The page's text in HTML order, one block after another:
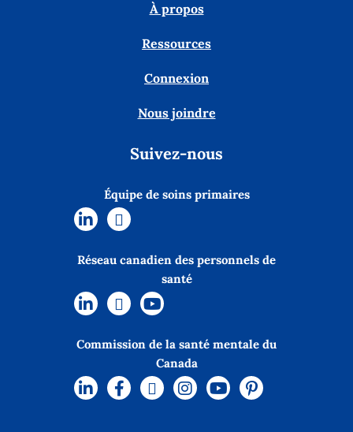
À propos
Ressources
Connexion
Nous joindre
Suivez-nous
Équipe de soins primaires
Réseau canadien des personnels de
santé
Commission de la santé mentale du
Canada